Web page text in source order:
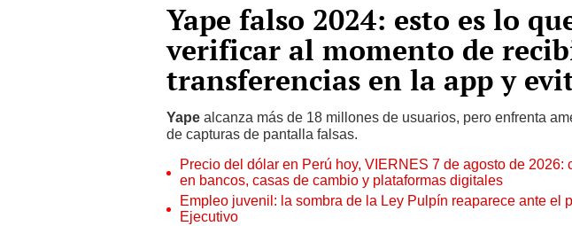
Yape falso 2024: esto es lo
verificar al momento de
transferencias en la app y
Yape alcanza más de 18 millones de usuarios, pero enfrenta
de capturas de pantalla falsas.
Precio del dólar en Perú hoy, VIERNES 7 de agosto de 2026:
en bancos, casas de cambio y plataformas digitales
Empleo juvenil: la sombra de la Ley Pulpín reaparece ante el
Ejecutivo